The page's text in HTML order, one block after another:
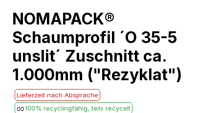
to
the
beginning
of
the
images
gallery
NOMAPACK®
Schaumprofil ´O 35-5
unslit´ Zuschnitt ca.
1.000mm ("Rezyklat")
Lieferzeit nach Absprache
100% recyclingfähig, teils recycelt